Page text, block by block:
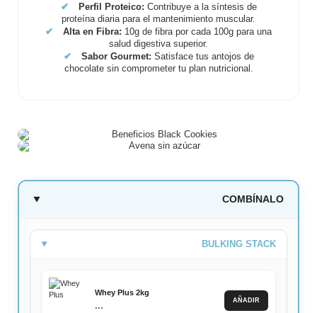
✔ Perfil Proteico: Contribuye a la síntesis de
proteína diaria para el mantenimiento muscular.
✔ Alta en Fibra: 10g de fibra por cada 100g para una
salud digestiva superior.
✔ Sabor Gourmet: Satisface tus antojos de
chocolate sin comprometer tu plan nutricional.
COMBÍNALO
BULKING STACK
Whey Plus 2kg
...
AÑADIR